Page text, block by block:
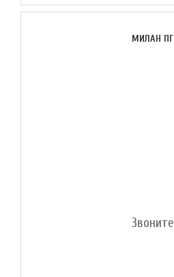
МИЛАН ПГ
Звоните